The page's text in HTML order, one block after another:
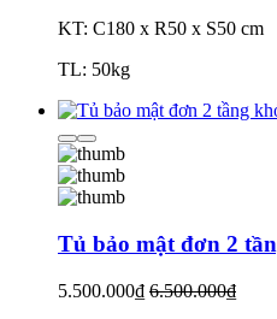
KT: C180 x R50 x S50 cm
TL: 50kg
Tủ bảo mật đơn 2
5.500.000₫ 6.500.000₫